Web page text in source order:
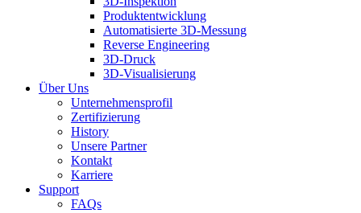
Produktentwicklung
Automatisierte 3D-Messung
Reverse Engineering
3D-Druck
3D-Visualisierung
Über Uns
Unternehmensprofil
Zertifizierung
History
Unsere Partner
Kontakt
Karriere
Support
FAQs